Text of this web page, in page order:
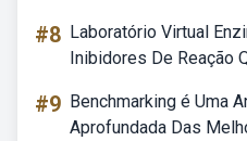
#8 Laboratório Virtual
Inibidores De Reação
#9 Benchmarking é Uma
Aprofundada Das